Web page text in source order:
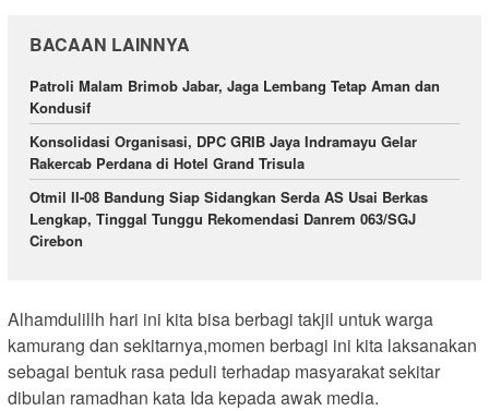
BACAAN LAINNYA
Patroli Malam Brimob Jabar, Jaga Lembang Tetap Aman dan
Kondusif
Konsolidasi Organisasi, DPC GRIB Jaya Indramayu Gelar
Rakercab Perdana di Hotel Grand Trisula
Otmil II-08 Bandung Siap Sidangkan Serda AS Usai Berkas
Lengkap, Tinggal Tunggu Rekomendasi Danrem 063/SGJ
Cirebon
Alhamdulillh hari ini kita bisa berbagi takjil untuk warga
kamurang dan sekitarnya,momen berbagi ini kita laksanakan
sebagai bentuk rasa peduli terhadap masyarakat sekitar
dibulan ramadhan kata Ida kepada awak media.